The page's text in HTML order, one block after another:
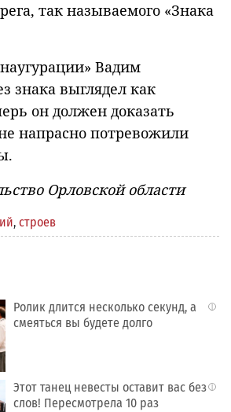
так называемого «Знака
Вадим
знака выглядел как
он должен доказать
напрасно потревожили
Орловской области
, строев
i
Ролик длится несколько секунд, а
смеяться вы будете долго
i
Этот танец невесты оставит вас без
слов! Пересмотрела 10 раз